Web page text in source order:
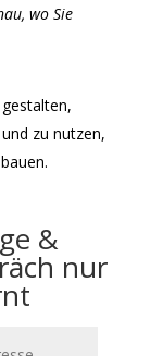
wo Sie
zu nutzen,
&
nur